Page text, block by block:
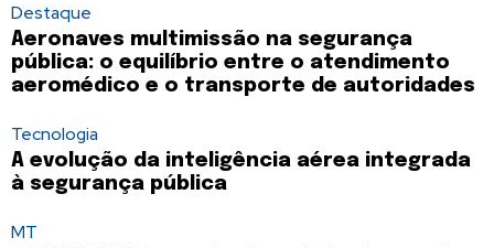
Destaque
Aeronaves multimissão na segurança
pública: o equilíbrio entre o atendimento
aeromédico e o transporte de autoridades
Tecnologia
A evolução da inteligência aérea integrada
à segurança pública
MT